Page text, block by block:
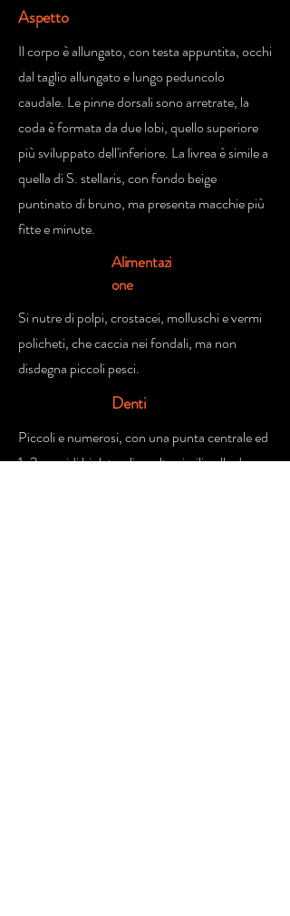
Aspetto
Il corpo è allungato, con testa appuntita, occhi
dal taglio allungato e lungo peduncolo
caudale. Le pinne dorsali sono arretrate, la
coda è formata da due lobi, quello superiore
più sviluppato dell'inferiore. La livrea è simile a
quella di S. stellaris, con fondo beige
puntinato di bruno, ma presenta macchie più
fitte e minute.
Alimentazi
one
Si nutre di polpi, crostacei, molluschi e vermi
policheti, che caccia nei fondali, ma non
disdegna piccoli pesci.
Denti
Piccoli e numerosi, con una punta centrale ed
1-2 cuspidi bi-laterali, molto simili nelle due